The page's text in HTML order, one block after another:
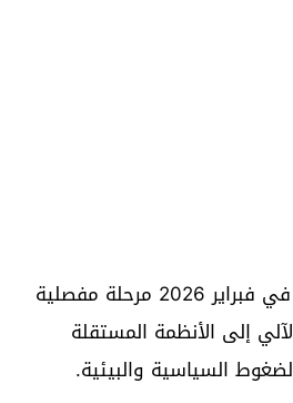
دخل قطاع التكنولوجيا في فبراير 2026 مرحلة مفصلية
إلى الأنظمة المستقلة
السياسية والبيئية.